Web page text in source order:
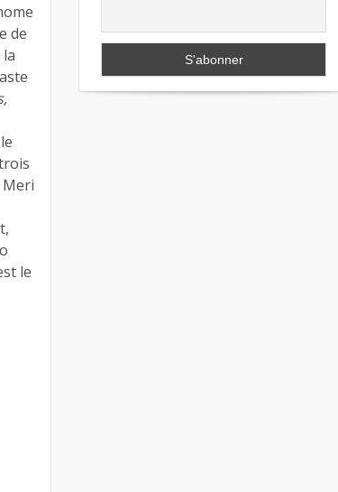
de
le